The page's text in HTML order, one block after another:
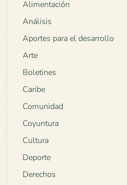
Alimentación
Análisis
Aportes para el desarrollo
Arte
Boletines
Caribe
Comunidad
Coyuntura
Cultura
Deporte
Derechos